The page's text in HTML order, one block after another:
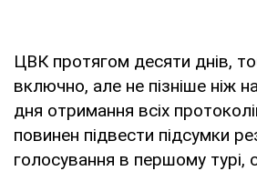
ЦВК протягом десяти днів,
включно, але не пізніше ніж
дня отримання всіх
повинен підвести підсумки
голосування в першому турі,